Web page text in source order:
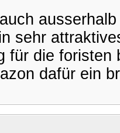
sehr
für die
dafür ein